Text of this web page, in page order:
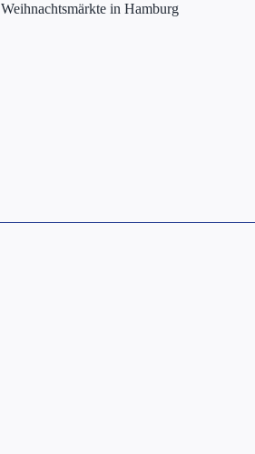
Weihnachtsmärkte in Hamburg